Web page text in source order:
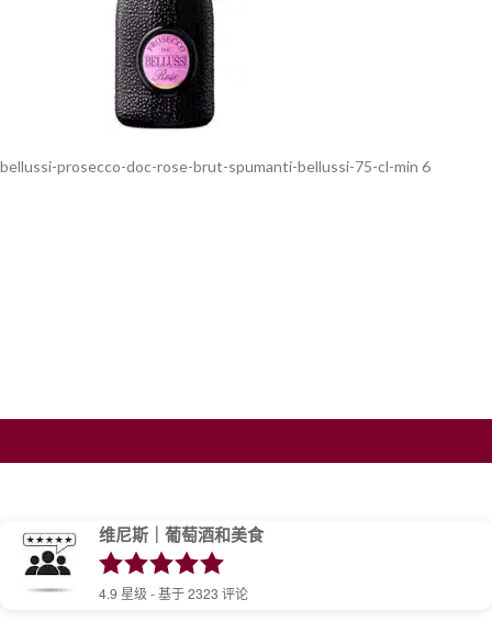
bellussi-prosecco-doc-rose-brut-spumanti-bellussi-75-cl-min 6
维尼斯｜葡萄酒和美食
4.9 星级 - 基于2323 评论